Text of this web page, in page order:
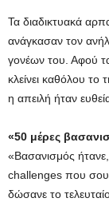
Τα διαδικτυακά
ανάγκασαν τον
γονέων του. Αφού
κλείνει καθόλου
η απειλή ήταν
«50 μέρες
«Βασανισμός
challenges που σου
δώσανε το